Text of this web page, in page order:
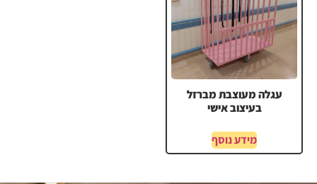
עגלה מעוצבת מברזל
בעיצוב אישי
מידע נוסף